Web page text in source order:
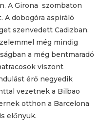
A Girona szombaton
A dobogóra aspiráló
szenvedett Cadizban.
még mindig
a még bentmaradó
viszont
érő negyedik
vezetnek a Bilbao
otthon a Barcelona
előnyük.